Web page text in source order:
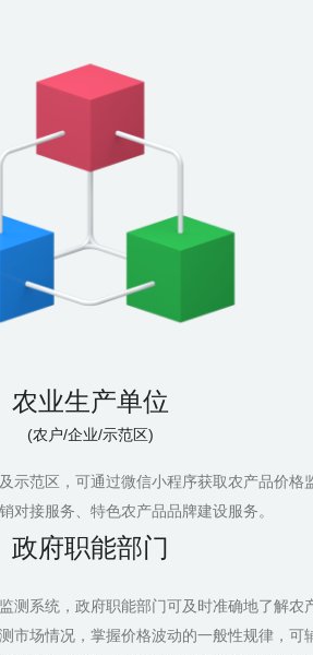
农业生产单位
(农户/企业/示范区)
示范区，可通过微信小程序获取农产品价格
对接服务、特色农产品品牌建设服务。
政府职能部门
测系统，政府职能部门可及时准确地了解农
市场情况，掌握价格波动的一般性规律，可